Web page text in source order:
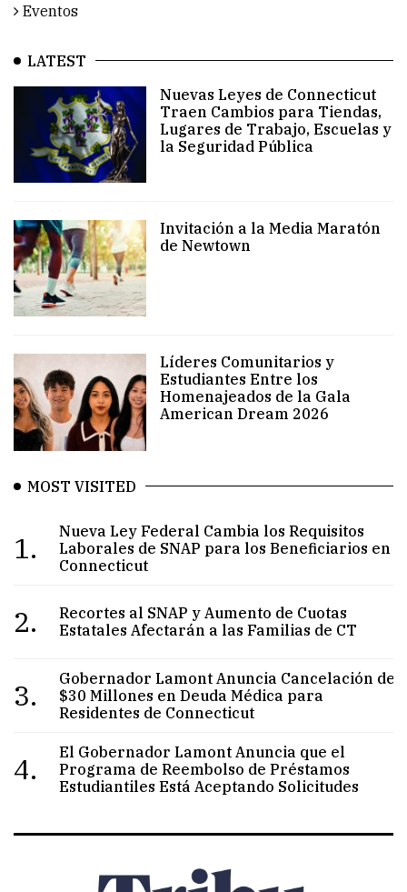
Eventos
LATEST
Nuevas Leyes de Connecticut
Traen Cambios para Tiendas,
Lugares de Trabajo, Escuelas y
la Seguridad Pública
Invitación a la Media Maratón
de Newtown
Líderes Comunitarios y
Estudiantes Entre los
Homenajeados de la Gala
American Dream 2026
MOST VISITED
1.
Nueva Ley Federal Cambia los Requisitos
Laborales de SNAP para los Beneficiarios en
Connecticut
2.
Recortes al SNAP y Aumento de Cuotas
Estatales Afectarán a las Familias de CT
3.
Gobernador Lamont Anuncia Cancelación de
$30 Millones en Deuda Médica para
Residentes de Connecticut
4.
El Gobernador Lamont Anuncia que el
Programa de Reembolso de Préstamos
Estudiantiles Está Aceptando Solicitudes